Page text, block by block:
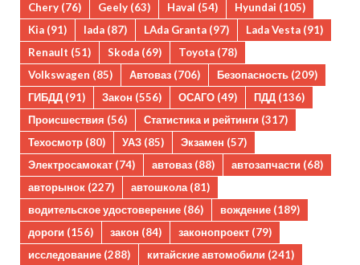
Chery (76) Geely (63) Haval (54) Hyundai (105)
Kia (91) lada (87) LAda Granta (97) Lada Vesta (91)
Renault (51) Skoda (69) Toyota (78)
Volkswagen (85) Автоваз (706) Безопасность (209)
ГИБДД (91) Закон (556) ОСАГО (49) ПДД (136)
Происшествия (56) Статистика и рейтинги (317)
Техосмотр (80) УАЗ (85) Экзамен (57)
Электросамокат (74) автоваз (88) автозапчасти (68)
авторынок (227) автошкола(81)
водительское удостоверение (86) вождение (189)
дороги (156) закон (84) законопроект (79)
исследование (288) китайские автомобили (241)